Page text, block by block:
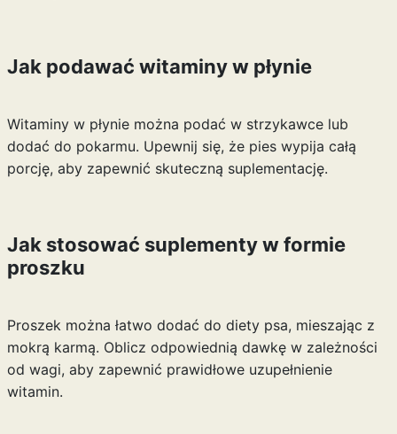
Jak podawać witaminy w płynie
Witaminy w płynie można podać w strzykawce lub
dodać do pokarmu. Upewnij się, że pies wypija całą
porcję, aby zapewnić skuteczną suplementację.
Jak stosować suplementy w formie
proszku
Proszek można łatwo dodać do diety psa, mieszając z
mokrą karmą. Oblicz odpowiednią dawkę w zależności
od wagi, aby zapewnić prawidłowe uzupełnienie
witamin.